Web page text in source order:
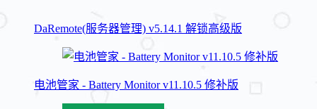
DaRemote(服务器管理) v5.14.1 解锁高级版
电池管家 - Battery Monitor v11.10.5 修补版